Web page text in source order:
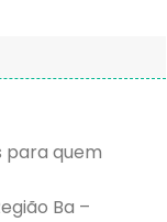
para quem
Ba –